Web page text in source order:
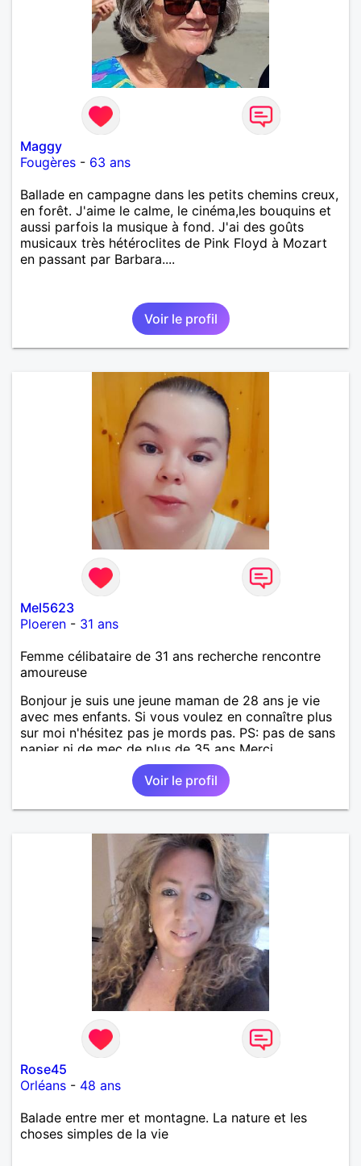
Maggy
Fougères - 63 ans
Ballade en campagne dans les petits chemins creux,
en forêt. J'aime le calme, le cinéma,les bouquins et
aussi parfois la musique à fond. J'ai des goûts
musicaux très hétéroclites de Pink Floyd à Mozart
en passant par Barbara....
Voir le profil
Mel5623
Ploeren - 31 ans
Femme célibataire de 31 ans recherche rencontre
amoureuse
Bonjour je suis une jeune maman de 28 ans je vie
avec mes enfants. Si vous voulez en connaître plus
sur moi n'hésitez pas je mords pas. PS: pas de sans
papier ni de mec de plus de 35 ans Merci
Voir le profil
Rose45
Orléans - 48 ans
Balade entre mer et montagne. La nature et les
choses simples de la vie